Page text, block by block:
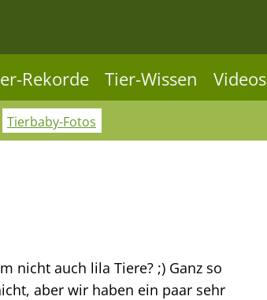
Rekorde Tier-Wissen Videos
Tierbaby-Fotos
nicht auch lila Tiere? ;) Ganz so
aber wir haben ein paar sehr